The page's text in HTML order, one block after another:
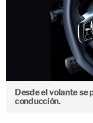
Desde el volante se
conducción.